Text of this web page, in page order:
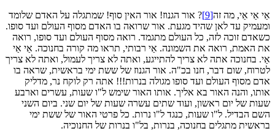
אַי אַי אַי, מה זה[9]
? אור הגנוז! אור האין סוף! שמתגלה על האדם שלומד
ומעמיק עד לאן שהיד מגעת. אור שרואה בו האדם מסוף העולם ועד סופו.
כשאדם זוכה לזה, כל העולם מתגמד. רואה מסוף העולם ועד סופו, רואה
את האמת, רואה את השמונה. אַי רבותי, תראו מה קורה בחנוכה. אַי אַי
אַי. בחנוכה אתה לא צריך להתייגע, ואתה לא צריך לעמול, ואתה לא צריך
לטרוח, שום דבר, חנו בכ"ה. אור הגנוז של ששת ימי בראשית, שראה בו
אדם מסוף העולם ועד סופו מגולה בנרות!!! אתה רק לוקח נר, מדליק
אותו, והנה האור בא אליך. אותו האור שימש ל"ו שעות, עשרים וארבע
שעות של יום ראשון, ועוד שתים עשרה שעות של יום שני. ביום השני
השם הבדיל. ל"ו שעות, כנגד ל"ו נרות. כל פרטי האור של ששת ימי
בראשית מתגלים בחנוכה, בנרות, בל"ו בנרות של החנוכיה.